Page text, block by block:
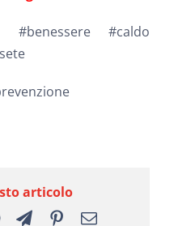
#benessere
#caldo
articolo
TelegramPinterest
Email